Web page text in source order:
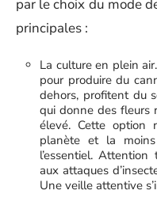
par le choix du mode
principales :
La culture en plein
pour produire du
dehors, profitent du
qui donne des fleurs
élevé. Cette option
planète et la
l’essentiel.
aux attaques
Une veille attentive